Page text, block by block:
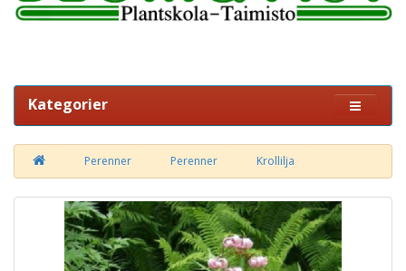
Kategorier
Perenner Perenner Krollilja